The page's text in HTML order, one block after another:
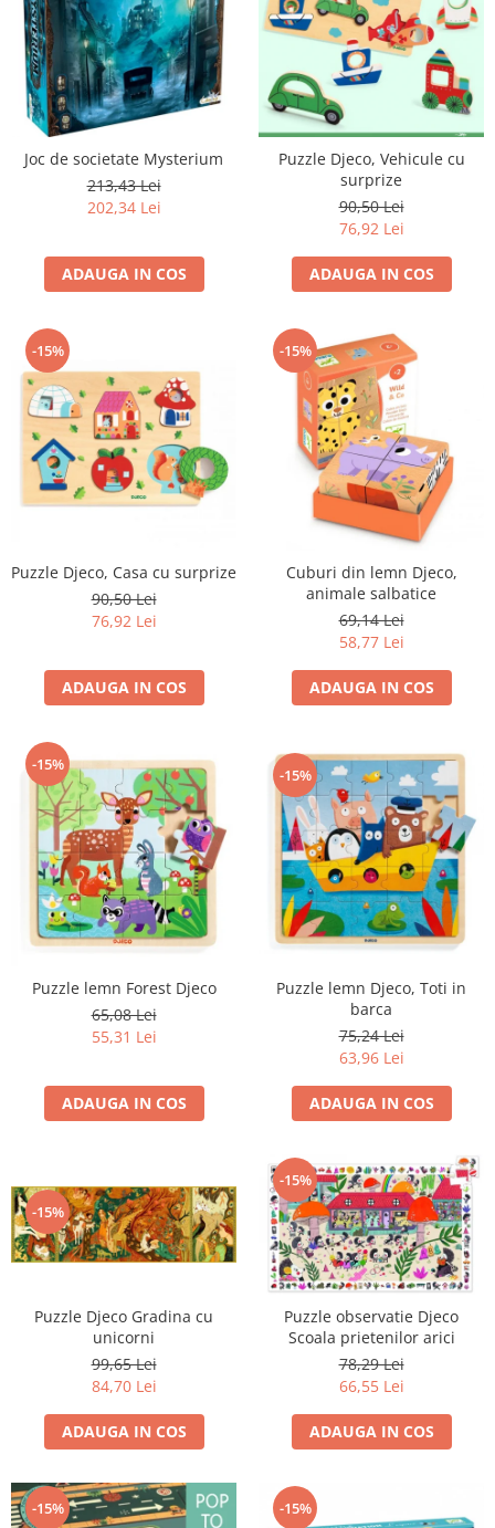
Joc de societate Mysterium
213,43 Lei
202,34 Lei
ADAUGA IN COS
Puzzle Djeco, Vehicule cu
surprize
90,50 Lei
76,92 Lei
ADAUGA IN COS
-15%
Puzzle Djeco, Casa cu surprize
90,50 Lei
76,92 Lei
ADAUGA IN COS
-15%
Cuburi din lemn Djeco,
animale salbatice
69,14 Lei
58,77 Lei
ADAUGA IN COS
-15%
Puzzle lemn Forest Djeco
65,08 Lei
55,31 Lei
ADAUGA IN COS
-15%
Puzzle lemn Djeco, Toti in
barca
75,24 Lei
63,96 Lei
ADAUGA IN COS
-15%
Puzzle Djeco Gradina cu
unicorni
99,65 Lei
84,70 Lei
ADAUGA IN COS
-15%
Puzzle observatie Djeco
Scoala prietenilor arici
78,29 Lei
66,55 Lei
ADAUGA IN COS
-15% -15%